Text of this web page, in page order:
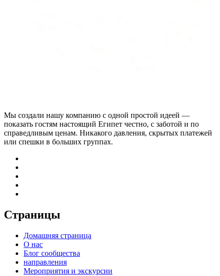
Мы создали нашу компанию с одной простой идеей —
показать гостям настоящий Египет честно, с заботой и по
справедливым ценам. Никакого давления, скрытых платежей
или спешки в больших группах.
Страницы
Домашняя страница
О нас
Блог сообщества
направления
Мероприятия и экскурсии